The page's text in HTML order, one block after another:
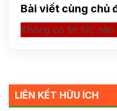
LIÊN KẾT HỮU ÍCH
Bài viết cùng chủ
Không có tin tức